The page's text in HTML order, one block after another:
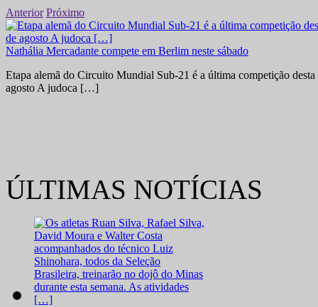
Anterior Próximo
Nathália Mercadante compete em Berlim neste sábado
Etapa alemã do Circuito Mundial Sub-21 é a última competição
agosto A judoca […]
ÚLTIMAS NOTÍCIAS